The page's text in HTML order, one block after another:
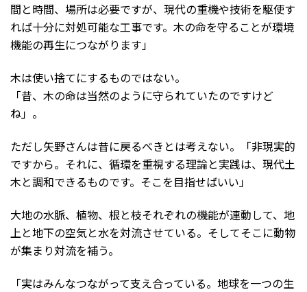
間と時間、場所は必要ですが、現代の重機や技術を駆使す
れば十分に対処可能な工事です。木の命を守ることが環境
機能の再生につながります」
木は使い捨てにするものではない。
「昔、木の命は当然のように守られていたのですけど
ね」。
ただし矢野さんは昔に戻るべきとは考えない。「非現実的
ですから。それに、循環を重視する理論と実践は、現代土
木と調和できるものです。そこを目指せばいい」
大地の水脈、植物、根と枝それぞれの機能が連動して、地
上と地下の空気と水を対流させている。そしてそこに動物
が集まり対流を補う。
「実はみんなつながって支え合っている。地球を一つの生